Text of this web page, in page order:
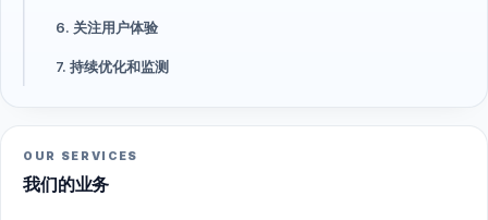
6. 关注用户体验
7. 持续优化和监测
OUR SERVICES
我们的业务